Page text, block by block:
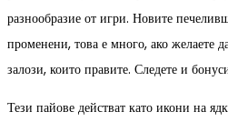
разнообразие от игри. Новите
променени, това е много, ако желаете
залози, които правите. Следете и
Тези пайове действат като икони на